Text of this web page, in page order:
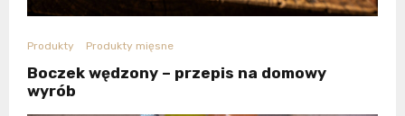
Produkty Produkty mięsne
Boczek wędzony – przepis na domowy
wyrób